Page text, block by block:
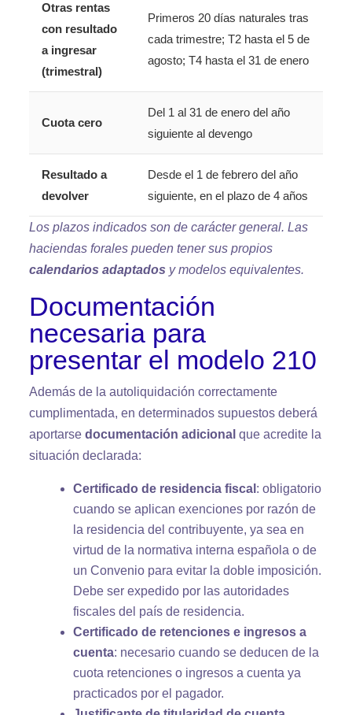
Otras rentas
con resultado
a ingresar
(trimestral)
Primeros 20 días naturales tras
cada trimestre; T2 hasta el 5 de
agosto; T4 hasta el 31 de enero
Cuota cero
Del 1 al 31 de enero del año
siguiente al devengo
Resultado a
devolver
Desde el 1 de febrero del año
siguiente, en el plazo de 4 años
Los plazos indicados son de carácter general. Las
haciendas forales pueden tener sus propios
calendarios adaptados y modelos equivalentes.
Documentación
necesaria para
presentar el modelo 210
Además de la autoliquidación correctamente
cumplimentada, en determinados supuestos deberá
aportarse documentación adicional que acredite la
situación declarada:
Certificado de residencia fiscal : obligatorio
cuando se aplican exenciones por razón de
la residencia del contribuyente, ya sea en
virtud de la normativa interna española o de
un Convenio para evitar la doble imposición.
Debe ser expedido por las autoridades
fiscales del país de residencia.
Certificado de retenciones e ingresos a
cuenta: necesario cuando se deducen de la
cuota retenciones o ingresos a cuenta ya
practicados por el pagador.